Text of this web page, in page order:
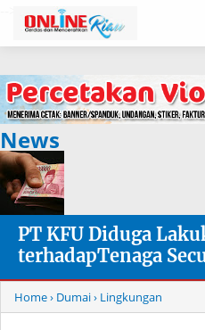
News
PT KFU Diduga
terhadapTenaga
Home› Dumai› Lingkungan